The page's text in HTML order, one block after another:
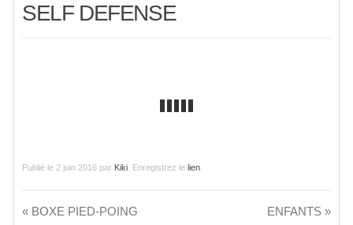
SELF DEFENSE
Publié le 2 juin 2016 par Kiki. Enregistrez le lien.
«BOXE PIED-POING ENFANTS»